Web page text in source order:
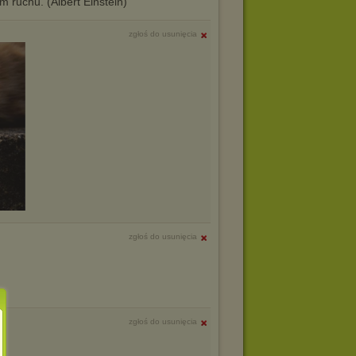
zgłoś do usunięcia
zgłoś do usunięcia
zgłoś do usunięcia